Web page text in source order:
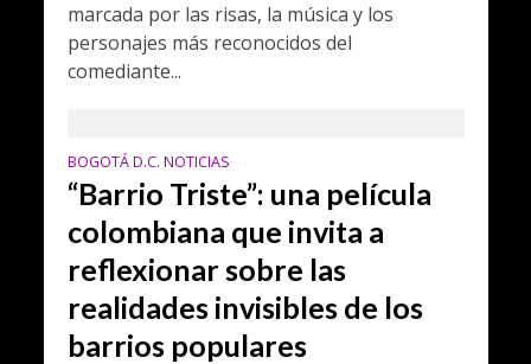
marcada por las risas, la música y los
personajes más reconocidos del
comediante...
BOGOTÁ D.C. NOTICIAS
“Barrio Triste”: una película
colombiana que invita a
reflexionar sobre las
realidades invisibles de los
barrios populares